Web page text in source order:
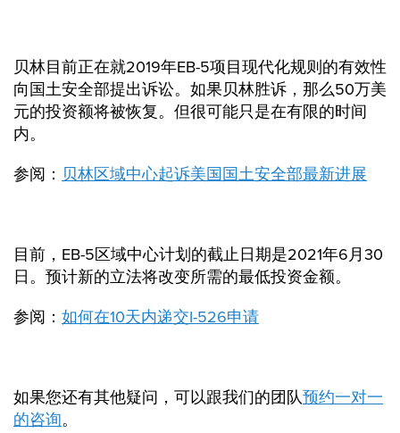
贝林目前正在就2019年EB-5项目现代化规则的有效性
向国土安全部提出诉讼。如果贝林胜诉，那么50万美
元的投资额将被恢复。但很可能只是在有限的时间
内。
参阅： 贝林区域中心起诉美国国土安全部最新进展
目前，EB-5区域中心计划的截止日期是2021年6月30
日。预计新的立法将改变所需的最低投资金额。
参阅： 如何在10天内递交I-526申请
如果您还有其他疑问，可以跟我们的团队预约一对一
的咨询。